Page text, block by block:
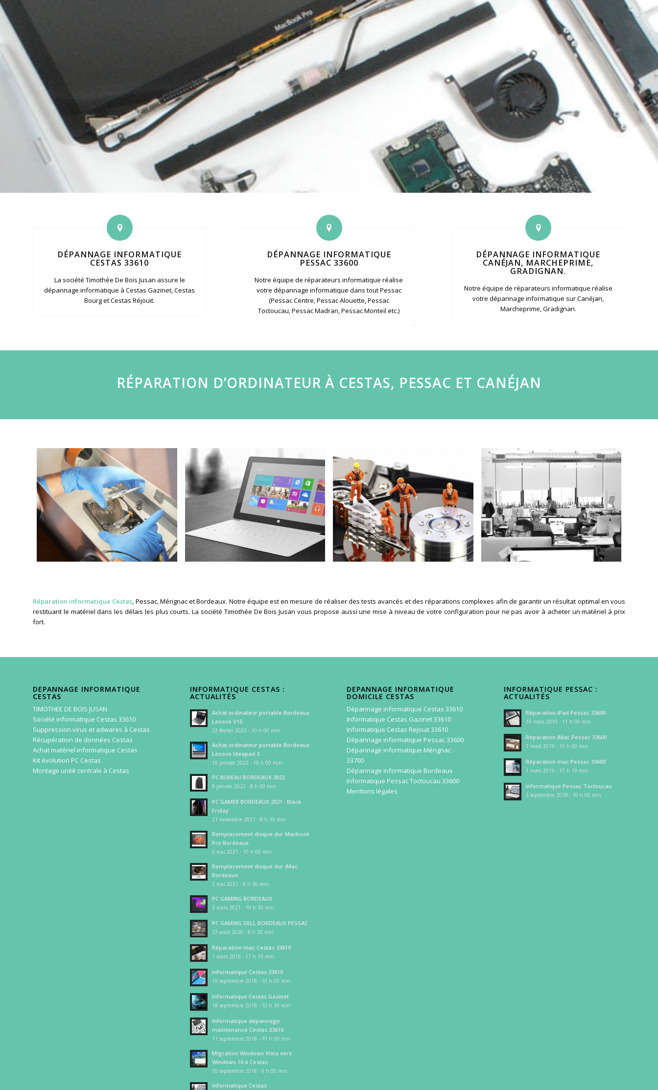
DÉPANNAGE INFORMATIQUE
CESTAS 33610
La société Timothée De Bois Jusan assure le
dépannage informatique à Cestas Gazinet, Cestas
Bourg et Cestas Réjouit.
DÉPANNAGE INFORMATIQUE
PESSAC 33600
Notre équipe de réparateurs informatique réalise
votre dépannage informatique dans tout Pessac
(Pessac Centre, Pessac Alouette, Pessac
Toctoucau, Pessac Madran, Pessac Monteil etc.)
DÉPANNAGE INFORMATIQUE
CANÉJAN, MARCHEPRIME,
GRADIGNAN.
Notre équipe de réparateurs informatique réalise
votre dépannage informatique sur Canéjan,
Marcheprime, Gradignan.
RÉPARATION D’ORDINATEUR À CESTAS, PESSAC ET CANÉJAN
Réparation informatique Cestas, Pessac, Mérignac et Bordeaux. Notre équipe est en mesure de réaliser des tests avancés et des réparations complexes afin de garantir un résultat optimal en vous
restituant le matériel dans les délais les plus courts. La société Timothée De Bois Jusan vous propose aussi une mise à niveau de votre configuration pour ne pas avoir à acheter un matériel à prix
fort.
DEPANNAGE INFORMATIQUE
CESTAS
TIMOTHEE DE BOIS JUSAN
Société informatique Cestas 33610
Suppression virus et adwares à Cestas
Récupération de données Cestas
Achat matériel informatique Cestas
Kit évolution PC Cestas
Montage unité centrale à Cestas
INFORMATIQUE CESTAS :
ACTUALITÉS
Achat ordinateur portable Bordeaux
Lenovo V15
23 février 2022 - 10 h 00 min
Achat ordinateur portable Bordeaux
Lenovo Ideapad 3
15 janvier 2022 - 10 h 00 min
PC BUREAU BORDEAUX 2022
9 janvier 2022 - 8 h 00 min
PC GAMER BORDEAUX 2021 : Black
Friday
21 novembre 2021 - 8 h 30 min
Remplacement disque dur Macbook
Pro Bordeaux
5 mai 2021 - 10 h 00 min
Remplacement disque dur iMac
Bordeaux
2 mai 2021 - 8 h 30 min
PC GAMING BORDEAUX
3 mars 2021 - 19 h 30 min
PC GAMING DELL BORDEAUX PESSAC
23 août 2020 - 8 h 30 min
Réparation mac Cestas 33610
1 mars 2019 - 17 h 19 min
Informatique Cestas 33610
19 septembre 2018 - 10 h 00 min
Informatique Cestas Gazinet
18 septembre 2018 - 10 h 30 min
Informatique dépannage
maintenance Cestas 33610
11 septembre 2018 - 10 h 00 min
Migration Windows Vista vers
Windows 10 à Cestas
10 septembre 2018 - 9 h 00 min
Informatique Cestas
DEPANNAGE INFORMATIQUE
DOMICILE CESTAS
Dépannage informatique Cestas 33610
Informatique Cestas Gazinet 33610
Informatique Cestas Rejouit 33610
Dépannage informatique Pessac 33600
Dépannage informatique Mérignac
33700
Dépannage informatique Bordeaux
Informatique Pessac Toctoucau 33600
Mentions légales
INFORMATIQUE PESSAC :
ACTUALITÉS
Réparation iPad Pessac 33600
10 mars 2019 - 11 h 00 min
Réparation iMac Pessac 33600
7 mars 2019 - 10 h 00 min
Réparation mac Pessac 33600
1 mars 2019 - 17 h 19 min
Informatique Pessac Toctoucau
3 septembre 2018 - 10 h 00 min